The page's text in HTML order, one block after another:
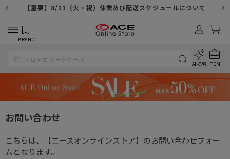
【重要】8/11（火・祝）休業及び配送スケジュールについて
【重要】令和８年熊本地震に伴う配送への影響について
【重要】納品書・領収書ペーパーレス化（電子化）のお知らせ
【重要】天候不良や交通状況・物量増等に伴う配送への影響について
【重要】悪質な詐欺サイトにご注意ください
【重要】各種メールが届かない場合に関しまして
【重要】お問い合わせのご対応に関しまして
【重要】SNSのなりすまし詐欺にご注意ください
BRAND
AI検索 ITEM
お問い合わせ
こちらは、【エースオンラインストア】のお問い合わせフォー
ムとなります。